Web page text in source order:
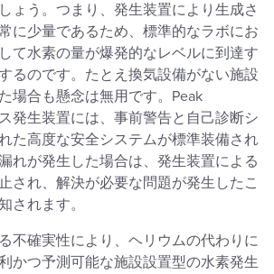
ょう。つまり、発生装置により生成さ
に少量であるため、標準的なラボにお
て水素の量が爆発的なレベルに到達す
るのです。たとえ換気設備がない施設
場合も懸念は無用です。Peak
発生装置には、事前警告と自己診断シ
た高度な安全システムが標準装備され
れが発生した場合は、発生装置による
され、解決が必要な問題が発生したこ
されます。
不確実性により、ヘリウムの代わりに
かつ予測可能な施設設置型の水素発生